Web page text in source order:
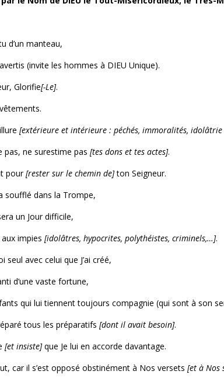
d’un manteau,
(invite les hommes à DIEU Unique).
Glorifie[-Le].
[extérieure et intérieure : péchés, immoralités, idolâtrie
pas, ne surestime pas [tes dons et tes actes].
pour[rester sur le chemin de]ton Seigneur.
soufflé dans la Trompe,
un Jour difficile,
impies [idolâtres, hypocrites, polythéistes, criminels,…].
seul avec celui que J’ai créé,
d’une vaste fortune,
qui lui tiennent toujours compagnie (qui sont à son
tous les préparatifs [dont il avait besoin].
[et insiste]que Je lui en accorde davantage.
car il s’est opposé obstinément à Nos versets [et à Nos